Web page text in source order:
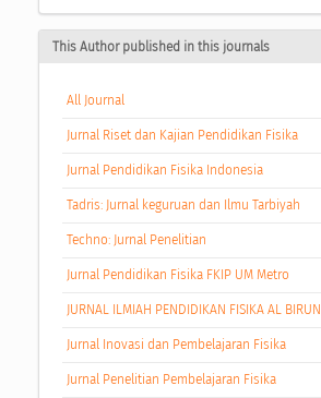
This Author published in this journals
All Journal
Jurnal Riset dan Kajian Pendidikan Fisika
Jurnal Pendidikan Fisika Indonesia
Tadris: Jurnal keguruan dan Ilmu Tarbiyah
Techno: Jurnal Penelitian
Jurnal Pendidikan Fisika FKIP UM Metro
JURNAL ILMIAH PENDIDIKAN FISIKA AL BIRUNI
Jurnal Inovasi dan Pembelajaran Fisika
Jurnal Penelitian Pembelajaran Fisika